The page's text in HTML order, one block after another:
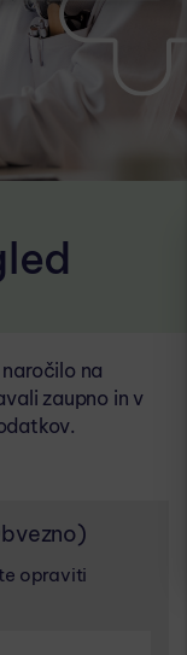
na
zaupno in v
opraviti